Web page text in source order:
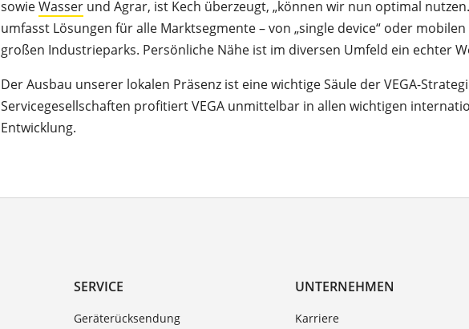
sowieWasser und Agrar, ist Kech überzeugt, „können wir nun optimal
umfasst Lösungen für alle Marktsegmente – von „single device“ oder
großen Industrieparks. Persönliche Nähe ist im diversen Umfeld ein echter
Der Ausbau unserer lokalen Präsenz ist eine wichtige Säule der VEGA-
Servicegesellschaften profitiert VEGA unmittelbar in allen wichtigen
Entwicklung.
SERVICE
Geräterücksendung
UNTERNEHMEN
Karriere